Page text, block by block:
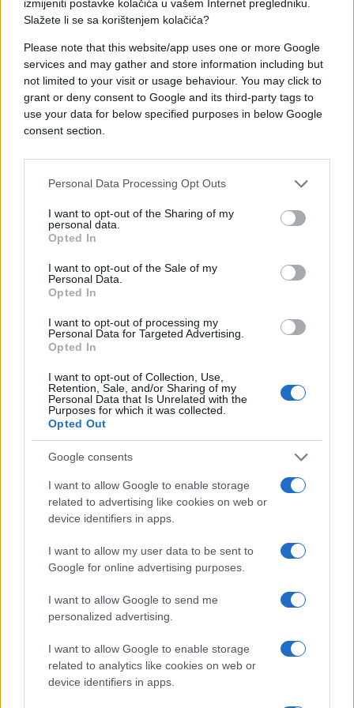
izmijeniti postavke kolačića u vašem Internet pregledniku.
Slažete li se sa korištenjem kolačića?
Please note that this website/app uses one or more Google
services and may gather and store information including but
not limited to your visit or usage behaviour. You may click to
grant or deny consent to Google and its third-party tags to
use your data for below specified purposes in below Google
consent section.
Personal Data Processing Opt Outs
I want to opt-out of the Sharing of my
personal data.
Opted In
I want to opt-out of the Sale of my
Personal Data.
Opted In
I want to opt-out of processing my
Personal Data for Targeted Advertising.
Opted In
I want to opt-out of Collection, Use,
Retention, Sale, and/or Sharing of my
Personal Data that Is Unrelated with the
Purposes for which it was collected.
Opted Out
Google consents
I want to allow Google to enable storage
related to advertising like cookies on web or
device identifiers in apps.
I want to allow my user data to be sent to
Google for online advertising purposes.
I want to allow Google to send me
personalized advertising.
I want to allow Google to enable storage
related to analytics like cookies on web or
device identifiers in apps.
#voće